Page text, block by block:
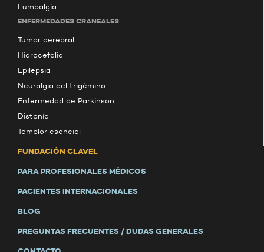
Lumbalgia
ENFERMEDADES CRANEALES
Tumor cerebral
Hidrocefalia
Epilepsia
Neuralgia del trigémino
Enfermedad de Parkinson
Distonía
Temblor esencial
FUNDACIÓN CLAVEL
PARA PROFESIONALES MÉDICOS
PACIENTES INTERNACIONALES
BLOG
PREGUNTAS FRECUENTES / DUDAS GENERALES